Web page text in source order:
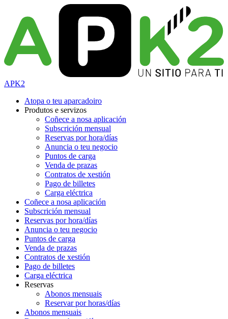
APK2
Atopa o teu aparcadoiro
Produtos e servizos
Coñece a nosa aplicación
Subscrición mensual
Reservas por hora/días
Anuncia o teu negocio
Puntos de carga
Venda de prazas
Contratos de xestión
Pago de billetes
Carga eléctrica
Coñece a nosa aplicación
Subscrición mensual
Reservas por hora/días
Anuncia o teu negocio
Puntos de carga
Venda de prazas
Contratos de xestión
Pago de billetes
Carga eléctrica
Reservas
Abonos mensuais
Reservar por horas/días
Abonos mensuais